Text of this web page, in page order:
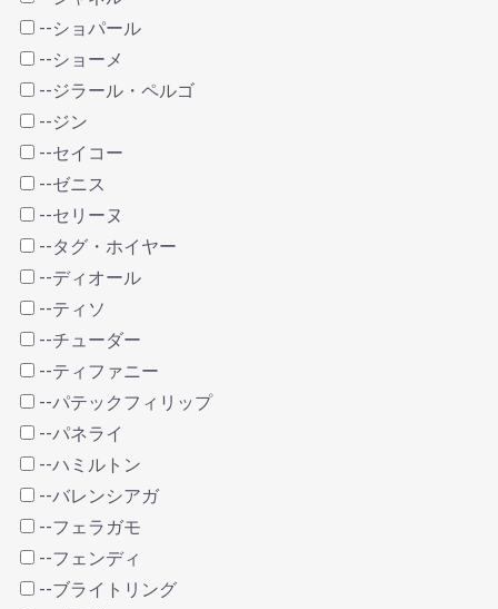
--ショパール
--ショーメ
--ジラール・ペルゴ
--ジン
--セイコー
--ゼニス
--セリーヌ
--タグ・ホイヤー
--ディオール
--ティソ
--チューダー
--ティファニー
--パテックフィリップ
--パネライ
--ハミルトン
--バレンシアガ
--フェラガモ
--フェンディ
--ブライトリング